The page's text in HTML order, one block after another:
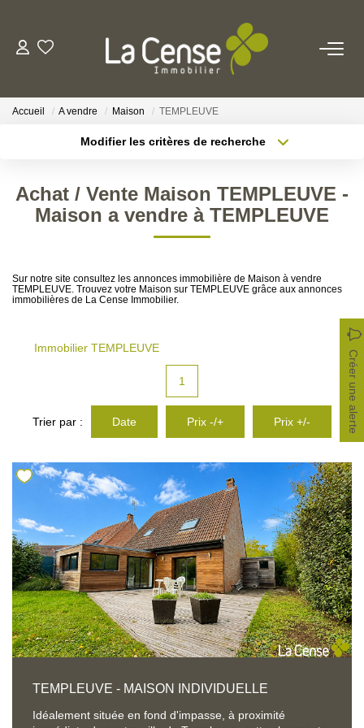
Notre Équipe
CONTACT
Accueil A vendre Maison TEMPLEUVE
Modifier les critères de recherche
Sélectionnez...
Type de bien
Surface min
Plus de critères Créer une alerte
Achat / Vente Maison TEMPLEUVE -
Maison a vendre à TEMPLEUVE
Sur notre site consultez les annonces immobilière de Maison à vendre
TEMPLEUVE. Trouvez votre Maison sur TEMPLEUVE grâce aux annonces
immobilières de La Cense Immobilier.
Immobilier TEMPLEUVE
Créer une alerte
1
Trier par : Date Prix -/+ Prix +/-
TEMPLEUVE - MAISON INDIVIDUELLE
Idéalement située en fond d'impasse, à proximité